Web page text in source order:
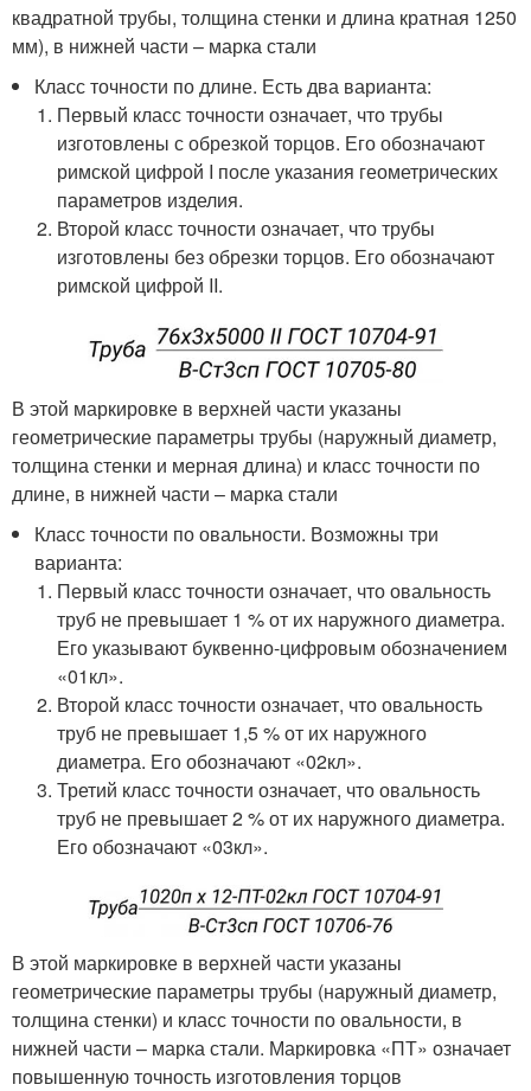
квадратной трубы, толщина стенки и длина кратная 1250
мм), в нижней части – марка стали
Класс точности по длине. Есть два варианта:
Первый класс точности означает, что трубы
изготовлены с обрезкой торцов. Его обозначают
римской цифрой I после указания геометрических
параметров изделия.
Второй класс точности означает, что трубы
изготовлены без обрезки торцов. Его обозначают
римской цифрой II.
В этой маркировке в верхней части указаны
геометрические параметры трубы (наружный диаметр,
толщина стенки и мерная длина) и класс точности по
длине, в нижней части – марка стали
Класс точности по овальности. Возможны три
варианта:
Первый класс точности означает, что овальность
труб не превышает 1 % от их наружного диаметра.
Его указывают буквенно-цифровым обозначением
«01кл».
Второй класс точности означает, что овальность
труб не превышает 1,5 % от их наружного
диаметра. Его обозначают «02кл».
Третий класс точности означает, что овальность
труб не превышает 2 % от их наружного диаметра.
Его обозначают «03кл».
В этой маркировке в верхней части указаны
геометрические параметры трубы (наружный диаметр,
толщина стенки) и класс точности по овальности, в
нижней части – марка стали. Маркировка «ПТ» означает
повышенную точность изготовления торцов